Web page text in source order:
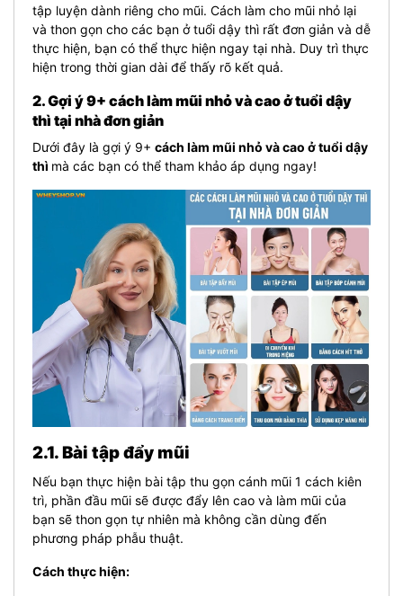
tập luyện dành riêng cho mũi. Cách làm cho mũi nhỏ lại
và thon gọn cho các bạn ở tuổi dậy thì rất đơn giản và dễ
thực hiện, bạn có thể thực hiện ngay tại nhà. Duy trì thực
hiện trong thời gian dài để thấy rõ kết quả.
2. Gợi ý9+ cách làm mũi nhỏ và cao ở tuổi dậy
thì tại nhà đơn giản
Dưới đây là gợi ý 9+ cách làm mũi nhỏ và cao ở tuổi dậy
thì mà các bạn có thể tham khảo áp dụng ngay!
2.1. Bài tập đẩy mũi
Nếu bạn thực hiện bài tập thu gọn cánh mũi 1 cách kiên
trì, phần đầu mũi sẽ được đẩy lên cao và làm mũi của
bạn sẽ thon gọn tự nhiên mà không cần dùng đến
phương pháp phẫu thuật.
Cách thực hiện: